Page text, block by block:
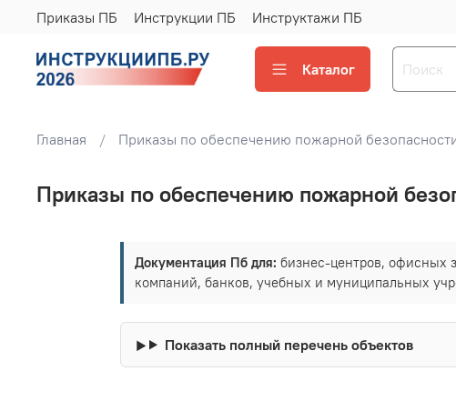
Приказы ПБ Инструкции ПБ Инструктажи ПБ
Каталог
Главная Приказы по обеспечению пожарной
Приказы по обеспечению пожарной
Документация Пб для: бизнес-центров, офисных
компаний, банков, учебных и муниципальных
Показать полный перечень объектов